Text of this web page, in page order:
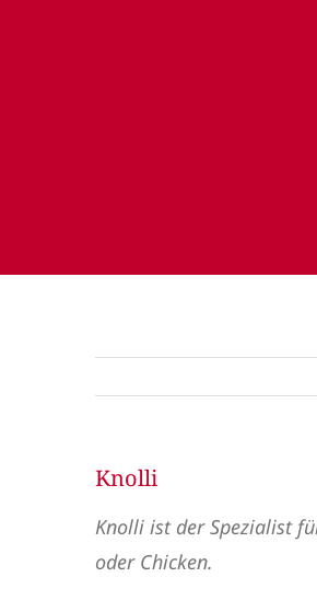
Knolli
Knolli ist der Spezialist
oder Chicken.